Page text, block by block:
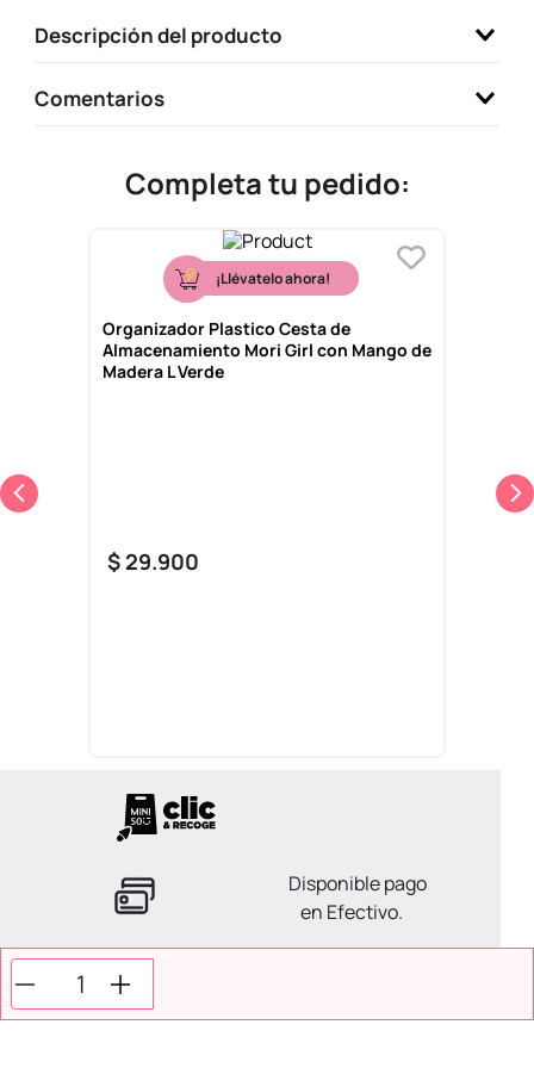
Descripción del producto
Comentarios
Completa tu pedido:
¡Llévatelo ahora!
Organizador Plastico Cesta de
Almacenamiento Mori Girl con Mango de
Madera L Verde
$ 29.900
Disponible pago
en Efectivo.
9.
one piece